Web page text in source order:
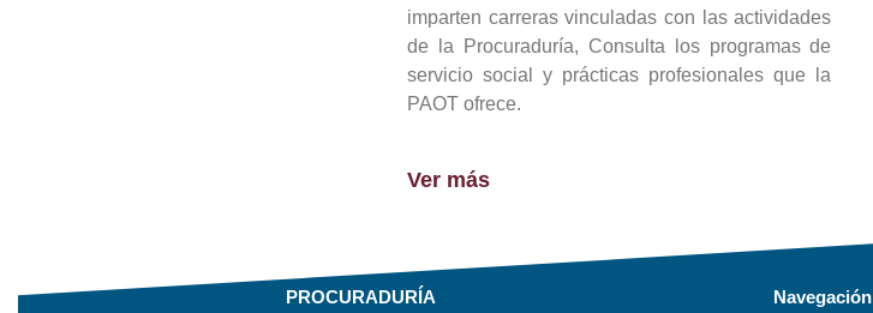
imparten carreras vinculadas con las actividades
de la Procuraduría, Consulta los programas de
servicio social y prácticas profesionales que la
PAOT ofrece.
Ver más
PROCURADURÍA Navegación